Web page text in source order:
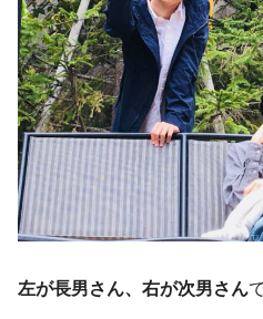
左が長男さん、右が次男さん